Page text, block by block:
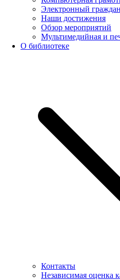
Электронный
Наши достижения
Обзор мероприятий
Мультимедийная и
О библиотеке
Контакты
Независимая оценка